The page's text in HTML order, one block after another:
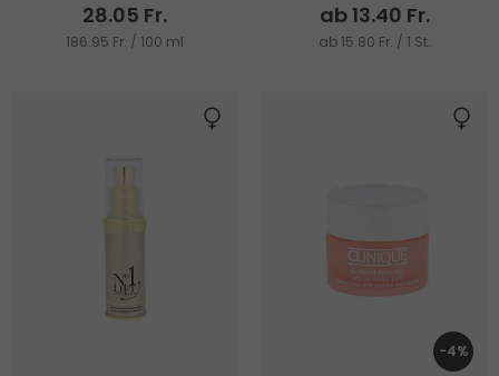
28.05 Fr.
186.95 Fr. / 100 ml
ab 13.40 Fr.
ab 15.80 Fr. / 1 St.
-4%